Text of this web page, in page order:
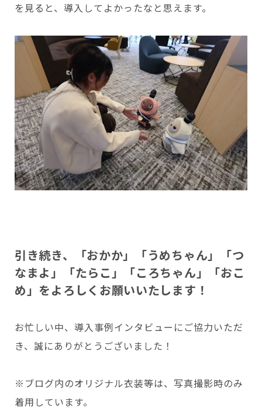
を見ると、導入してよかったなと思えます。
引き続き、「おかか」「うめちゃん」「つ
なまよ」「たらこ」「ころちゃん」「おこ
め」をよろしくお願いいたします！
お忙しい中、導入事例インタビューにご協力いただ
き、誠にありがとうございました！
※ブログ内のオリジナル衣装等は、写真撮影時のみ
着用しています。